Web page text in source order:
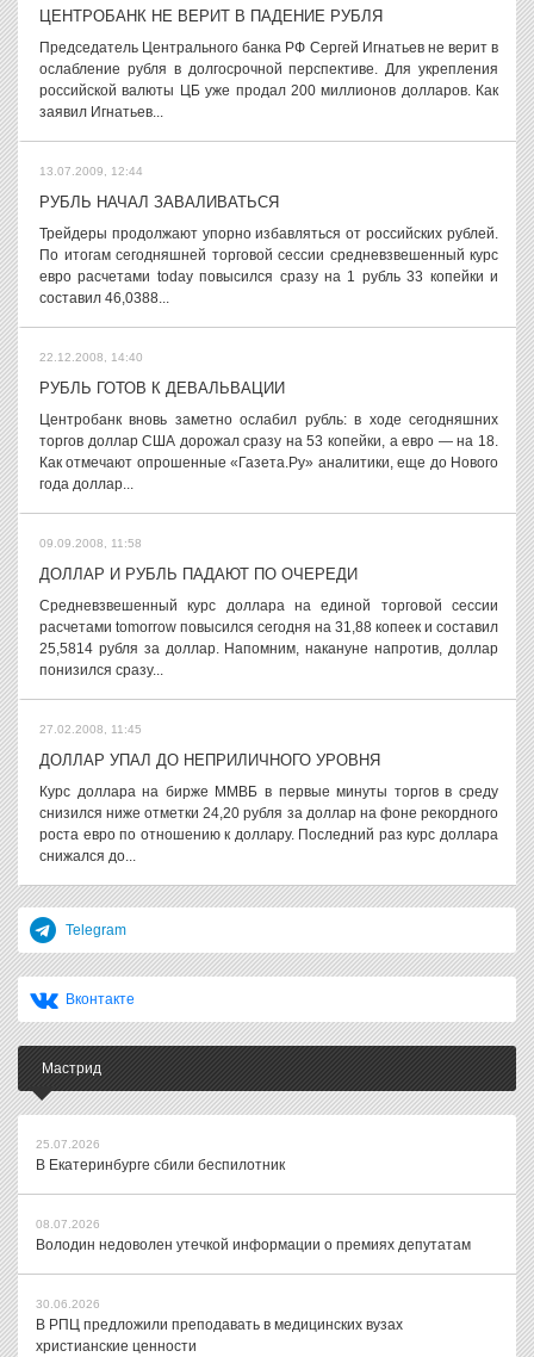
ЦЕНТРОБАНК НЕ ВЕРИТ В ПАДЕНИЕ РУБЛЯ
Председатель Центрального банка РФ Сергей Игнатьев не верит в
ослабление рубля в долгосрочной перспективе. Для укрепления
российской валюты ЦБ уже продал 200 миллионов долларов. Как
заявил Игнатьев...
13.07.2009, 12:44
РУБЛЬ НАЧАЛ ЗАВАЛИВАТЬСЯ
Трейдеры продолжают упорно избавляться от российских рублей.
По итогам сегодняшней торговой сессии средневзвешенный курс
евро расчетами today повысился сразу на 1 рубль 33 копейки и
составил 46,0388...
22.12.2008, 14:40
РУБЛЬ ГОТОВ К ДЕВАЛЬВАЦИИ
Центробанк вновь заметно ослабил рубль: в ходе сегодняшних
торгов доллар США дорожал сразу на 53 копейки, а евро — на 18.
Как отмечают опрошенные «Газета.Ру» аналитики, еще до Нового
года доллар...
09.09.2008, 11:58
ДОЛЛАР И РУБЛЬ ПАДАЮТ ПО ОЧЕРЕДИ
Средневзвешенный курс доллара на единой торговой сессии
расчетами tomorrow повысился сегодня на 31,88 копеек и составил
25,5814 рубля за доллар. Напомним, накануне напротив, доллар
понизился сразу...
27.02.2008, 11:45
ДОЛЛАР УПАЛ ДО НЕПРИЛИЧНОГО УРОВНЯ
Курс доллара на бирже ММВБ в первые минуты торгов в среду
снизился ниже отметки 24,20 рубля за доллар на фоне рекордного
роста евро по отношению к доллару. Последний раз курс доллара
снижался до...
Telegram
Вконтакте
Мастрид
25.07.2026
В Екатеринбурге сбили беспилотник
08.07.2026
Володин недоволен утечкой информации о премиях депутатам
30.06.2026
В РПЦ предложили преподавать в медицинских вузах
христианские ценности